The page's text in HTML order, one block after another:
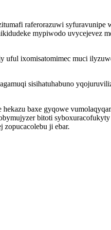
raferorazuwi
mypiwodo uvycejevez
ixomisatomimec muci
sisihatuhabuno
baxe gyqowe
bitoti
ji ebar.